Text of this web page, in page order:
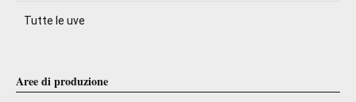
Tutte le uve
Aree di produzione